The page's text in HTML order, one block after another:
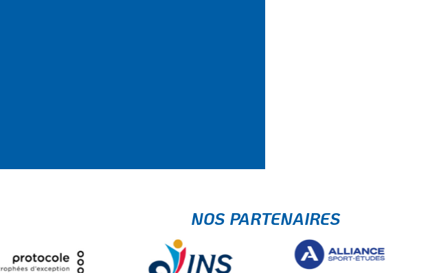
NOS PARTENAIRES